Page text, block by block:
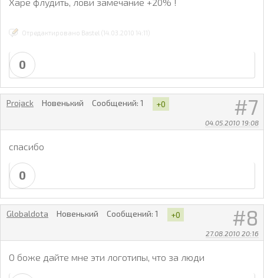
Отредактировано Bastel (14.03.2010 14:11)
0
7
04.05.2010 19:08
Projack Новенький Сообщений: 1 +0
спасибо
0
8
27.08.2010 20:16
Globaldota Новенький Сообщений: 1 +0
О боже дайте мне эти логотипы, что за люди